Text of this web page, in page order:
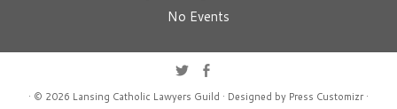
No Events
· © 2026 Lansing Catholic Lawyers Guild · Designed by Press Customizr·